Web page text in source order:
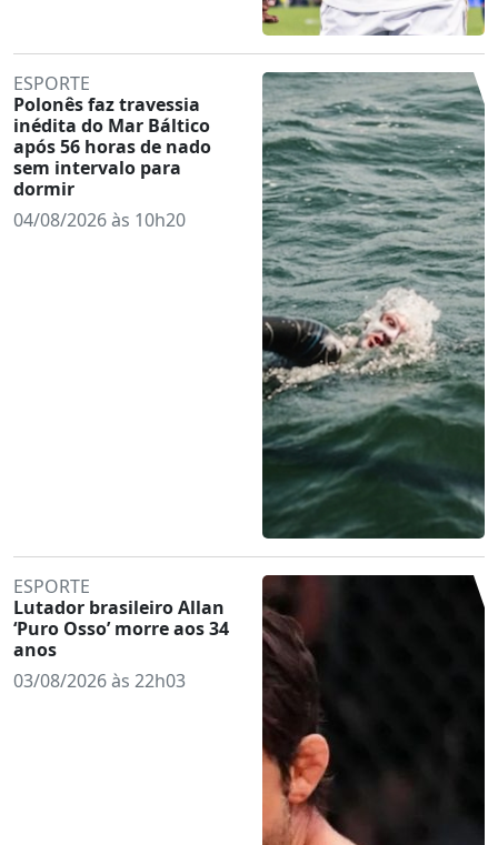
ESPORTE
Polonês faz travessia
inédita do Mar Báltico
após 56 horas de nado
sem intervalo para
dormir
04/08/2026 às 10h20
ESPORTE
Lutador brasileiro Allan
‘Puro Osso’ morre aos 34
anos
03/08/2026 às 22h03